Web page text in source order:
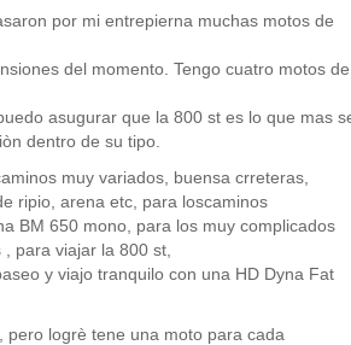
por mi entrepierna muchas motos de
del momento. Tengo cuatro motos de
asugurar que la 800 st es lo que mas
dentro de su tipo.
muy variados, buensa crreteras,
ripio, arena etc, para loscaminos
BM 650 mono, para los muy complicados
, para viajar la 800 st,
y viajo tranquilo con una HD Dyna Fat
pero logrè tene una moto para cada